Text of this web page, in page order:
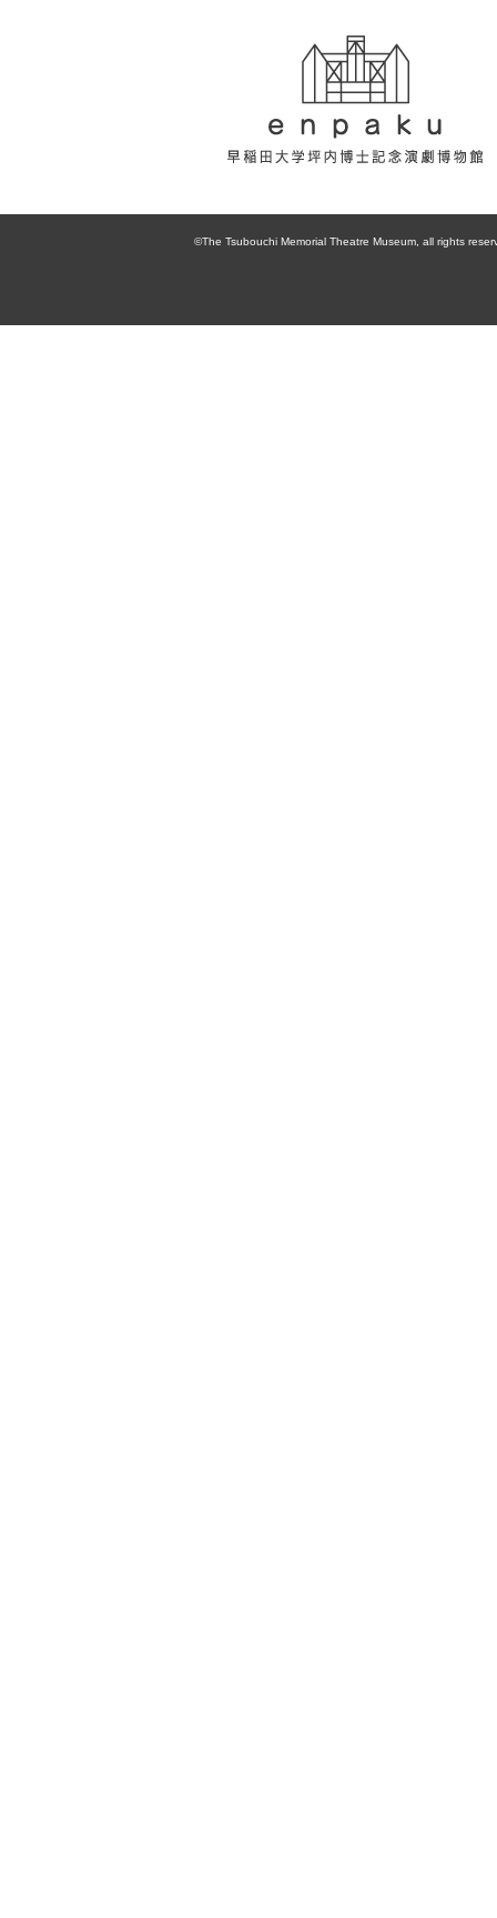
大学坪内博士記
念演劇博物館
©The Tsubouchi Memorial Theatre Museum, all rights